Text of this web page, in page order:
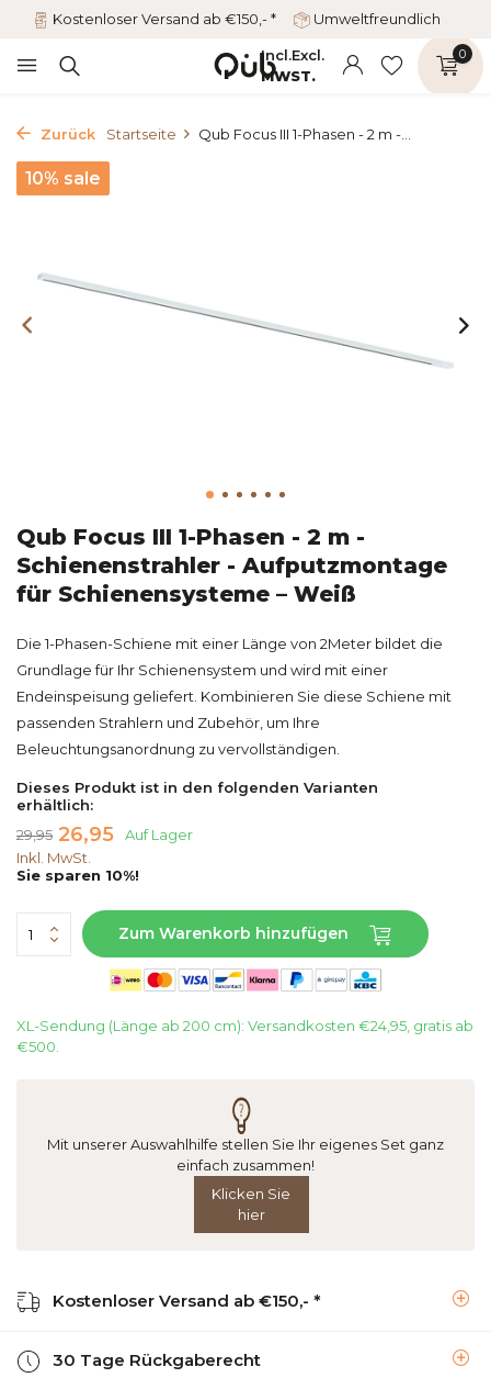
Kostenloser Versand ab €150,- * Umweltfreundlich
Incl.Excl.
MWST.
0
Zurück Startseite Qub Focus III 1-Phasen - 2 m -...
10% sale
Qub Focus III 1-Phasen - 2 m -
Schienenstrahler - Aufputzmontage
für Schienensysteme – Weiß
Die 1-Phasen-Schiene mit einer Länge von 2Meter bildet die
Grundlage für Ihr Schienensystem und wird mit einer
Endeinspeisung geliefert. Kombinieren Sie diese Schiene mit
passenden Strahlern und Zubehör, um Ihre
Beleuchtungsanordnung zu vervollständigen.
Dieses Produkt ist in den folgenden Varianten
erhältlich:
29,95 26,95
Auf Lager
Inkl. MwSt.
Sie sparen 10%!
Zum Warenkorb hinzufügen
XL-Sendung (Länge ab 200 cm): Versandkosten €24,95, gratis ab
€500.
Mit unserer Auswahlhilfe stellen Sie Ihr eigenes Set ganz
einfach zusammen!
Klicken Sie
hier
Kostenloser Versand ab €150,- *
30 Tage Rückgaberecht